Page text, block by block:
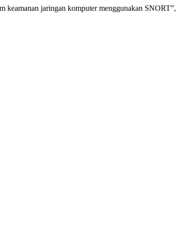
keamanan jaringan komputer menggunakan SNORT”,